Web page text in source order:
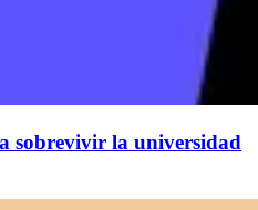
sobrevivir la universidad